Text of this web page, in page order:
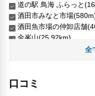
道の駅 鳥海 ふらっと
酒田市みなと市場
酒田魚市場の仲卸店舗
金峯山(25.92km)
全
口コミ